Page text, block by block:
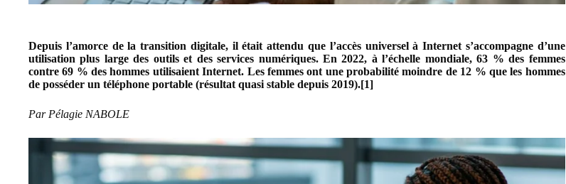
Depuis l’amorce de la transition digitale, il était attendu que l’accès universel à Internet s’accompagne d’une
utilisation plus large des outils et des services numériques. En 2022, à l’échelle mondiale, 63 % des femmes
contre 69 % des hommes utilisaient Internet. Les femmes ont une probabilité moindre de 12 % que les hommes
de posséder un téléphone portable (résultat quasi stable depuis 2019).[1]
Par Pélagie NABOLE